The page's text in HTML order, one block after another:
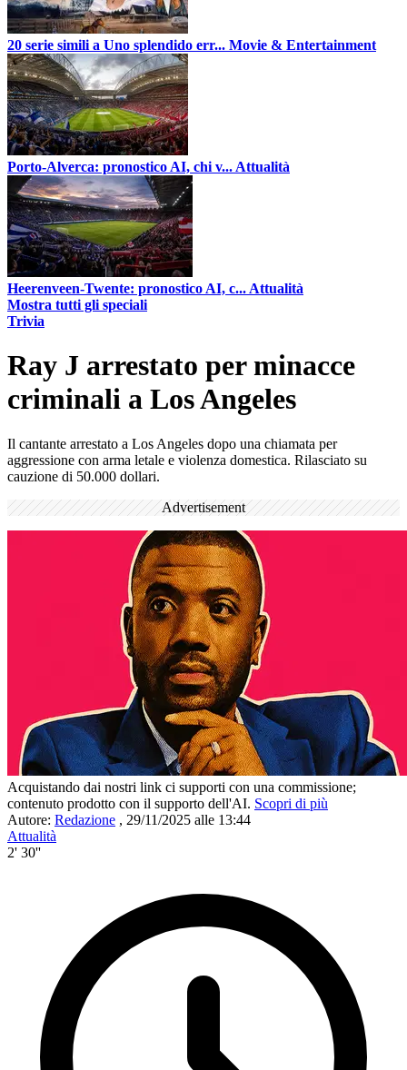
20 serie simili a Uno splendido err... Movie & Entertainment
Porto-Alverca: pronostico AI, chi v... Attualità
Heerenveen-Twente: pronostico AI, c... Attualità
Mostra tutti gli speciali
Trivia
Ray J arrestato per minacce
criminali a Los Angeles
Il cantante arrestato a Los Angeles dopo una chiamata per
aggressione con arma letale e violenza domestica. Rilasciato su
cauzione di 50.000 dollari.
Advertisement
Acquistando dai nostri link ci supporti con una commissione;
contenuto prodotto con il supporto dell'AI. Scopri di più
Autore: Redazione , 29/11/2025 alle 13:44
Attualità
2' 30''